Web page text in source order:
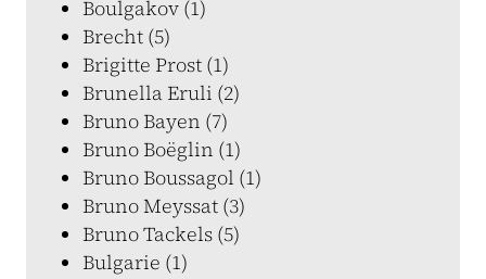
Boulgakov (1)
Brecht (5)
Brigitte Prost (1)
Brunella Eruli (2)
Bruno Bayen (7)
Bruno Boëglin (1)
Bruno Boussagol (1)
Bruno Meyssat (3)
Bruno Tackels (5)
Bulgarie (1)